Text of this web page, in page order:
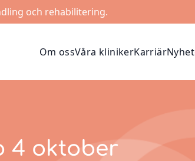
och rehabilitering.
Om ossVåra klinikerKarriär
4 oktober